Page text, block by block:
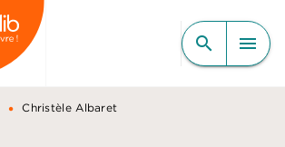
CONTENU
search menu
• Christèle Albaret